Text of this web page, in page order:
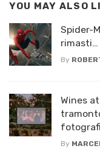
YOU MAY ALSO
Spider-
rimasti…
By
Wines
By